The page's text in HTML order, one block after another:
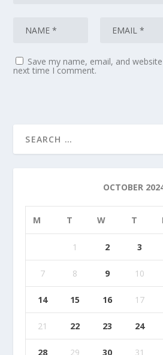
Save my name, email, and
next time I comment.
OCTOBER
M T W T
1 2 3
7 8 9 10
14 15 16 17
21 22 23 24
28 29 30
31